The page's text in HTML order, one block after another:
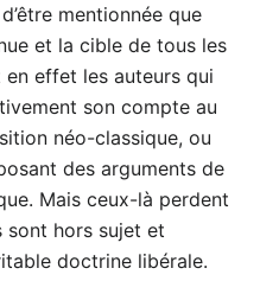
mentionnée que
et la cible de tous les
effet les auteurs qui
son compte au
néo-classique, ou
des arguments de
Mais ceux-là perdent
sont hors sujet et
doctrine libérale.